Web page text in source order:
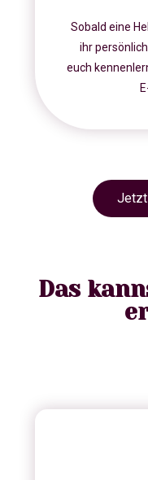
Sobald eine
ihr
euch
Jetzt
Das